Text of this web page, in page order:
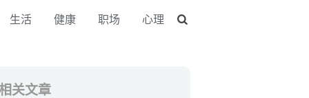
生活 健康 职场 心理
关文章